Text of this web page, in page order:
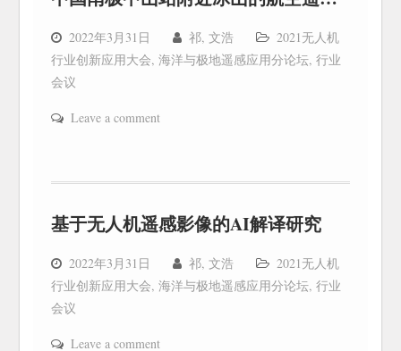
2022年3月31日 祁, 文浩
2021无人机
行业创新应用大会,海洋与极地遥感应用分论坛,行业
会议
Leave a comment
基于无人机遥感影像的AI解译研究
2022年3月31日 祁, 文浩
2021无人机
行业创新应用大会,海洋与极地遥感应用分论坛,行业
会议
Leave a comment